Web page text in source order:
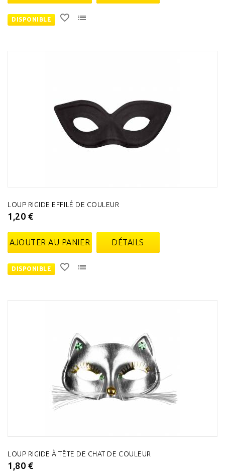
DISPONIBLE
LOUP RIGIDE EFFILÉ DE COULEUR
1,20 €
AJOUTER AU PANIER DÉTAILS
DISPONIBLE
LOUP RIGIDE À TÊTE DE CHAT DE COULEUR
1,80 €